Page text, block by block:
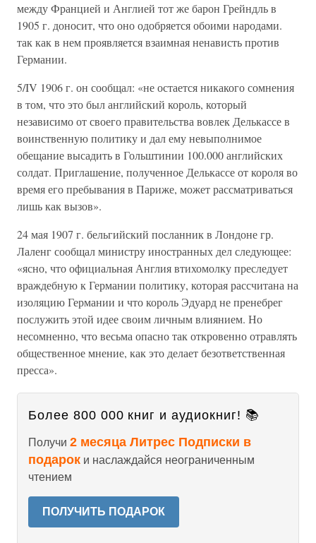
между Францией и Англией тот же барон Грейндль в
1905 г. доносит, что оно одобряется обоими народами.
так как в нем проявляется взаимная ненависть против
Германии.
5/IV 1906 г. он сообщал: «не остается никакого сомнения
в том, что это был английский король, который
независимо от своего правительства вовлек Делькассе в
воинственную политику и дал ему невыполнимое
обещание высадить в Гольштинии 100.000 английских
солдат. Приглашение, полученное Делькассе от короля во
время его пребывания в Париже, может рассматриваться
лишь как вызов».
24 мая 1907 г. бельгийский посланник в Лондоне гр.
Лаленг сообщал министру иностранных дел следующее:
«ясно, что официальная Англия втихомолку преследует
враждебную к Германии политику, которая рассчитана на
изоляцию Германии и что король Эдуард не пренебрег
послужить этой идее своим личным влиянием. Но
несомненно, что весьма опасно так откровенно отравлять
общественное мнение, как это делает безответственная
пресса».
Более 800 000 книг и аудиокниг! 📚
Получи 2 месяца Литрес Подписки в
подарок и наслаждайся неограниченным
чтением
ПОЛУЧИТЬ ПОДАРОК